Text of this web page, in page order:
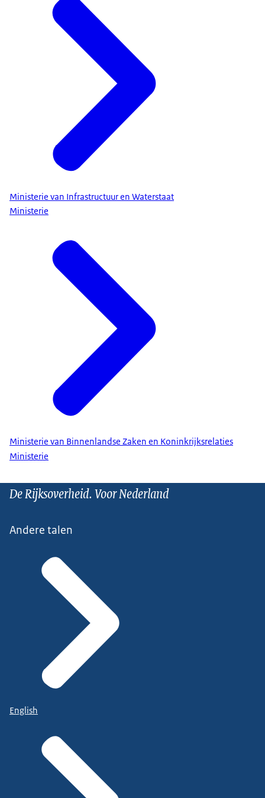
Ministerie van Infrastructuur en Waterstaat
Ministerie
Ministerie van Binnenlandse Zaken en Koninkrijksrelaties
Ministerie
De Rijksoverheid. Voor Nederland
Andere talen
English